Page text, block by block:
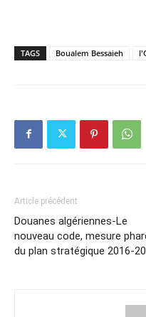
TAGS Boualem Bessaieh
Article précédent
Douanes algériennes-Le
nouveau code, mesure
du plan stratégique 2016-